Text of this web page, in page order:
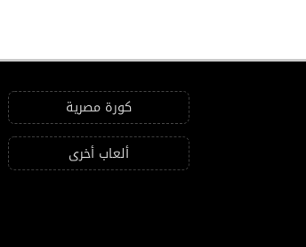
كورة مصرية
ألعاب أخرى